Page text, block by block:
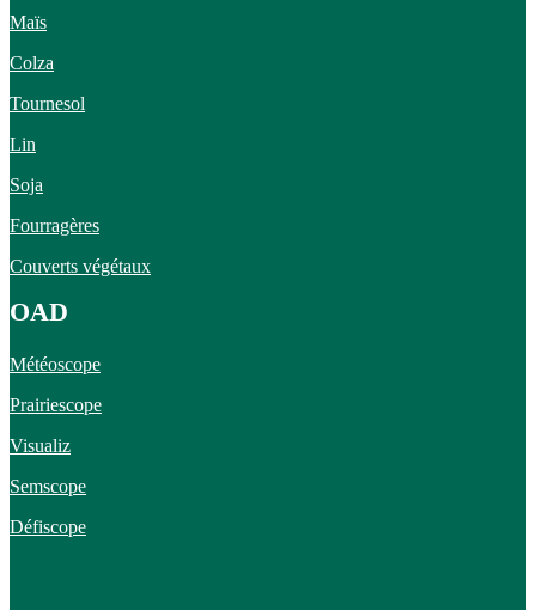
Maïs
Colza
Tournesol
Lin
Soja
Fourragères
Couverts végétaux
OAD
Météoscope
Prairiescope
Visualiz
Semscope
Défiscope